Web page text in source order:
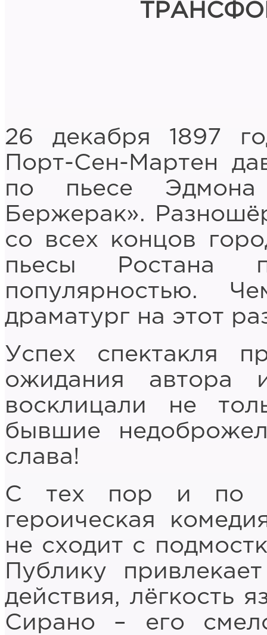
26 декабря 1897
Порт-Сен-Мартен
по пьесе
Бержерак».
со всех концов
пьесы Ростана
популярностью.
драматург на этот
Успех спектакля
ожидания автора
восклицали не
бывшие
слава!
С тех пор и по
героическая
не сходит с
Публику
действия, лёгкость
Сирано – его